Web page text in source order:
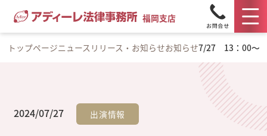
福岡支店
トップページニュースリリース・お知らせお知らせ7/27 13：00～
2024/07/27 出演情報